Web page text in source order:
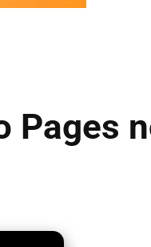
Pages